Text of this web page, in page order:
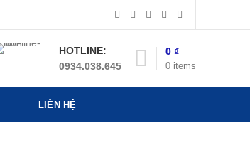
HOTLINE:
0934.038.645
0 items
0 ₫
LIÊN HỆ